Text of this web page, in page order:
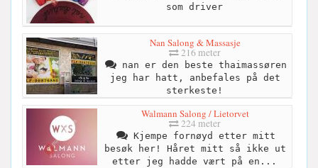
som driver
Nan Salong & Massasje
216 meter
nan er den beste thaimassøren
jeg har hatt, anbefales på det
sterkeste!
Walmann Salong / Lietorvet
224 meter
Kjempe fornøyd etter mitt
besøk her! Håret mitt så ikke ut
etter jeg hadde vært på en...